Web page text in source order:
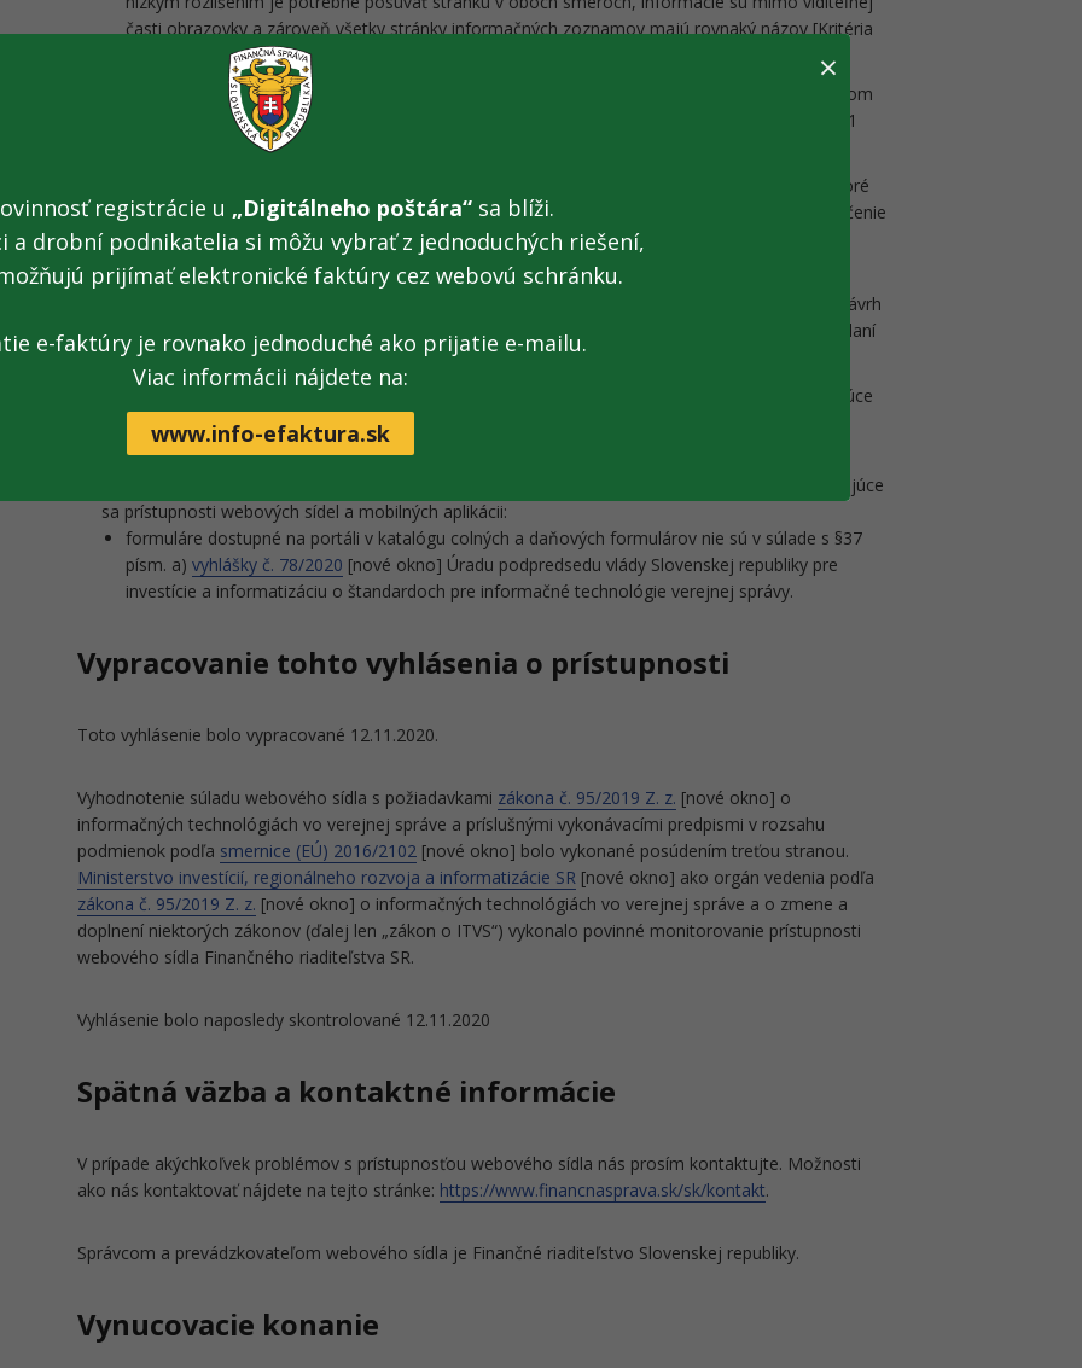
časti obrazovky a zároveň všetky stránky informačných zoznamov majú rovnaký názov [Kritéria
úspešnosti 1.4.10 Zmena usporiadania obsahu a 2.4.2 Každá stránka má názov],
v niektorých častiach portálu sa nachádzajú prvky, ktoré nie je možné zamerať prostredníctvom
kláves, respektíve nie je možné ich prostredníctvom kláves ovládať [Kritérium úspešnosti 2.1.1
na titulnej stránke a v osobnej internetovej zóne nie sú správne implementované odkazy, ktoré
by umožňovali preskočenie blokov informačného obsahu [Kritériom úspešnosti 2.4.1 Preskočenie
blokov],
registračný formulár do osobnej internetovej zóny a formuláre verejne dostupných
elektronických služieb nie sú v súlade s kritériami úspešnosti 3.3.1 Identifikácia chýb a 3.3.3 Návrh
na opravu chyby, taktiež sa v týchto formulároch nezobrazuje informácia o odoslaní/neodoslaní
formulára [Kritérium úspešnosti 4.1.3 Stavové správy],
pre niektoré položky formulárov nie je definovaný element LABEL, v štýloch (CSS) sú opakujúce
sa pravidlá [Kritéria úspešnosti 4.1.1 Syntaktická analýza a 4.1.2 Názov, funkcia, hodnota].
Nesúlad so slovenskými všeobecne záväznými právnymi predpismi, upravujúcimi štandardy týkajúce
sa prístupnosti webových sídel a mobilných aplikácii:
formuláre dostupné na portáli v katalógu colných a daňových formulárov nie sú v súlade s §37
písm. a) vyhlášky č. 78/2020 [nové okno] Úradu podpredsedu vlády Slovenskej republiky pre
investície a informatizáciu o štandardoch pre informačné technológie verejnej správy.
Vypracovanie tohto vyhlásenia o prístupnosti
Toto vyhlásenie bolo vypracované 12.11.2020.
Vyhodnotenie súladu webového sídla s požiadavkami zákona č. 95/2019 Z. z. [nové okno] o
informačných technológiách vo verejnej správe a príslušnými vykonávacími predpismi v rozsahu
podmienok podľa smernice (EÚ) 2016/2102 [nové okno] bolo vykonané posúdením treťou stranou.
Ministerstvo investícií, regionálneho rozvoja a informatizácie SR [nové okno] ako orgán vedenia podľa
zákona č. 95/2019 Z. z. [nové okno] o informačných technológiách vo verejnej správe a o zmene a
doplnení niektorých zákonov (ďalej len „zákon o ITVS“) vykonalo povinné monitorovanie prístupnosti
webového sídla Finančného riaditeľstva SR.
Vyhlásenie bolo naposledy skontrolované 12.11.2020
Spätná väzba a kontaktné informácie
V prípade akýchkoľvek problémov s prístupnosťou webového sídla nás prosím kontaktujte. Možnosti
ako nás kontaktovať nájdete na tejto stránke: https://www.financnasprava.sk/sk/kontakt.
Správcom a prevádzkovateľom webového sídla je Finančné riaditeľstvo Slovenskej republiky.
Vynucovacie konanie
×
registrácie u „Digitálneho poštára“ sa blíži.
a drobní podnikatelia si môžu vybrať z jednoduchých riešení,
prijímať elektronické faktúry cez webovú schránku.
e-faktúry je rovnako jednoduché ako prijatie e-mailu.
Viac informácii nájdete na:
www.info-efaktura.sk